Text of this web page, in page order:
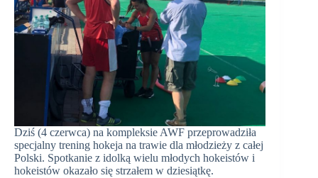
Dziś (4 czerwca) na kompleksie AWF przeprowadziła
specjalny trening hokeja na trawie dla młodzieży z całej
Polski. Spotkanie z idolką wielu młodych hokeistów i
hokeistów okazało się strzałem w dziesiątkę.